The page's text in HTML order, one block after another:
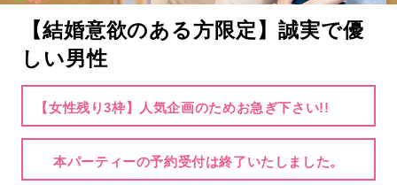
【結婚意欲のある方限定】誠実で優
しい男性
【女性残り3枠】人気企画のためお急ぎ下さい!!
本パーティーの予約受付は終了いたしました。